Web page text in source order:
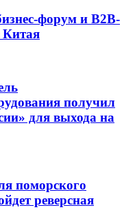
форум и B2B-
Китая
получил
для выхода на
поморского
реверсная